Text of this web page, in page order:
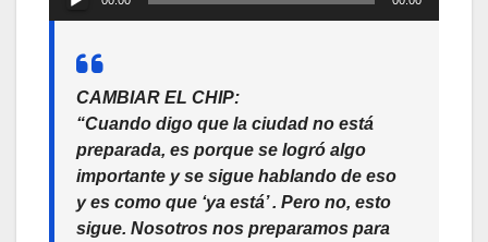
de
audio
CAMBIAR EL CHIP:
“Cuando digo que la ciudad no está
preparada, es porque se logró algo
importante y se sigue hablando de eso
y es como que ‘ya está’ . Pero no, esto
sigue. Nosotros nos preparamos para